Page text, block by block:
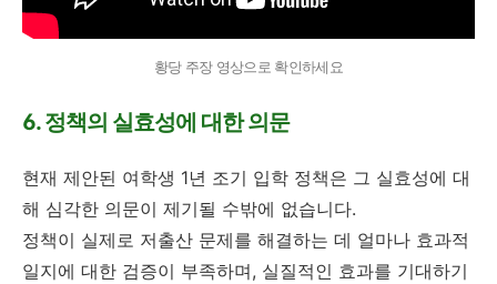
황당 주장 영상으로 확인하세요
6. 정책의 실효성에 대한 의문
현재 제안된 여학생 1년 조기 입학 정책은 그 실효성에 대
해 심각한 의문이 제기될 수밖에 없습니다.
정책이 실제로 저출산 문제를 해결하는 데 얼마나 효과적
일지에 대한 검증이 부족하며, 실질적인 효과를 기대하기